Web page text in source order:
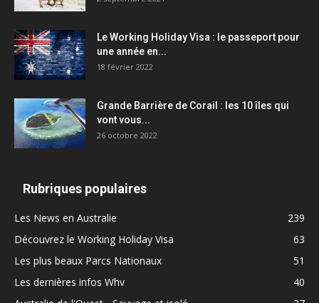
Le Working Holiday Visa : le passeport pour
une année en...
18 février 2022
Grande Barrière de Corail : les 10 îles qui
vont vous...
26 octobre 2022
Rubriques populaires
Les News en Australie
239
Découvrez le Working Holiday Visa
63
Les plus beaux Parcs Nationaux
51
Les dernières infos Whv
40